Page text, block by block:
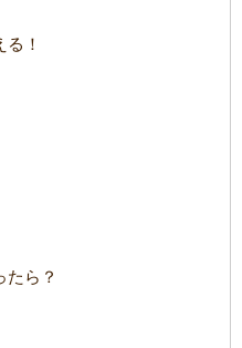
！
たら？